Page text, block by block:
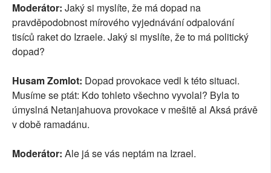
Moderátor: Jaký si myslíte, že má dopad na
pravděpodobnost mírového vyjednávání odpalování
tisíců raket do Izraele. Jaký si myslíte, že to má politický
dopad?
Husam Zomlot: Dopad provokace vedl k této situaci.
Musíme se ptát: Kdo tohleto všechno vyvolal? Byla to
úmyslná Netanjahuova provokace v mešitě al Aksá právě
v době ramadánu.
Moderátor: Ale já se vás neptám na Izrael.